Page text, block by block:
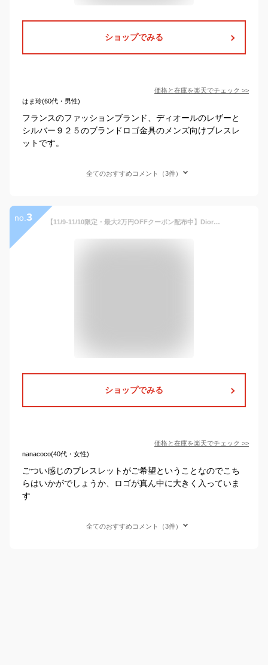
ショップでみる
価格と在庫を楽天でチェック >>
はま玲(60代・男性)
フランスのファッションブランド、ディオールのレザーと
シルバー９２５のブランドロゴ金具のメンズ向けブレスレ
ットです。
全てのおすすめコメント（3件）
no. 3 【11/9-11/10限定・最大2万円OFFクーポン配布中】Dior ディオール ブレスレット B1611HOMMT メンズ チェーン リングブレスレット メタルロゴ ブラス アクセサリー 004/palla/black【dc_kikaku】
ショップでみる
価格と在庫を楽天でチェック >>
nanacoco(40代・女性)
ごつい感じのブレスレットがご希望ということなのでこち
らはいかがでしょうか、ロゴが真ん中に大きく入っていま
す
全てのおすすめコメント（3件）